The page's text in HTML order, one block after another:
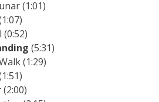
(1:01)
(5:31)
(1:29)
(2:00)